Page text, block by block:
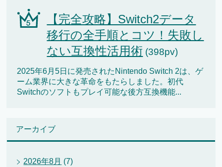
【完全攻略】Switch2データ
移行の全手順とコツ！失敗し
ない互換性活用術 (398pv)
2025年6月5日に発売されたNintendo Switch 2は、ゲ
ーム業界に大きな革命をもたらしました。初代
Switchのソフトもプレイ可能な後方互換機能...
アーカイブ
2026年8月 (7)